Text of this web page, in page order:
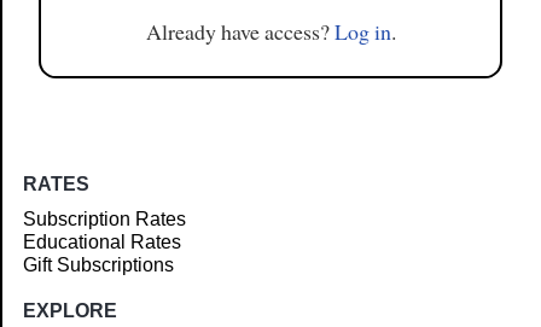
Already have access?Log in.
RATES
Subscription Rates
Educational Rates
Gift Subscriptions
EXPLORE